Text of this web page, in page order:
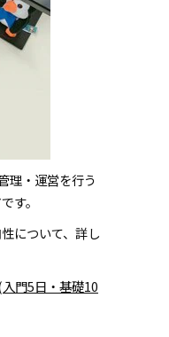
理・運営を行う
す。
について、詳し
門5日・基礎10